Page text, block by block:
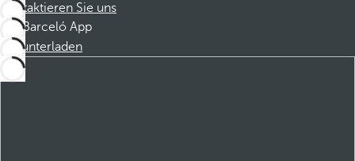
Kontaktieren Sie uns
Barceló App
Herunterladen